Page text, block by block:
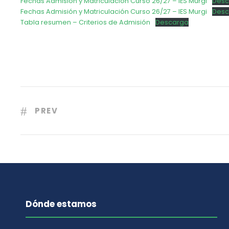
Fechas Admisión y Matriculación Curso 26/27 – IES Murgi
Tabla resumen – Criterios de Admisión
Descarga
PREV
Dónde estamos